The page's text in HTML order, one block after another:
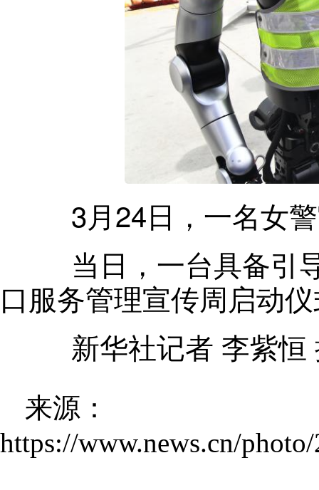
3月24日 ， 一名女
当日 ， 一台具备引
口服务管理宣传周启动
新华社记者 李紫恒
来源：
https://www.news.cn/